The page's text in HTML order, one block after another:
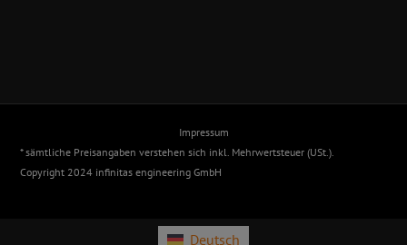
Impressum
* sämtliche Preisangaben verstehen sich inkl. Mehrwertsteuer (USt.).
Copyright 2024 infinitas engineering GmbH
Deutsch